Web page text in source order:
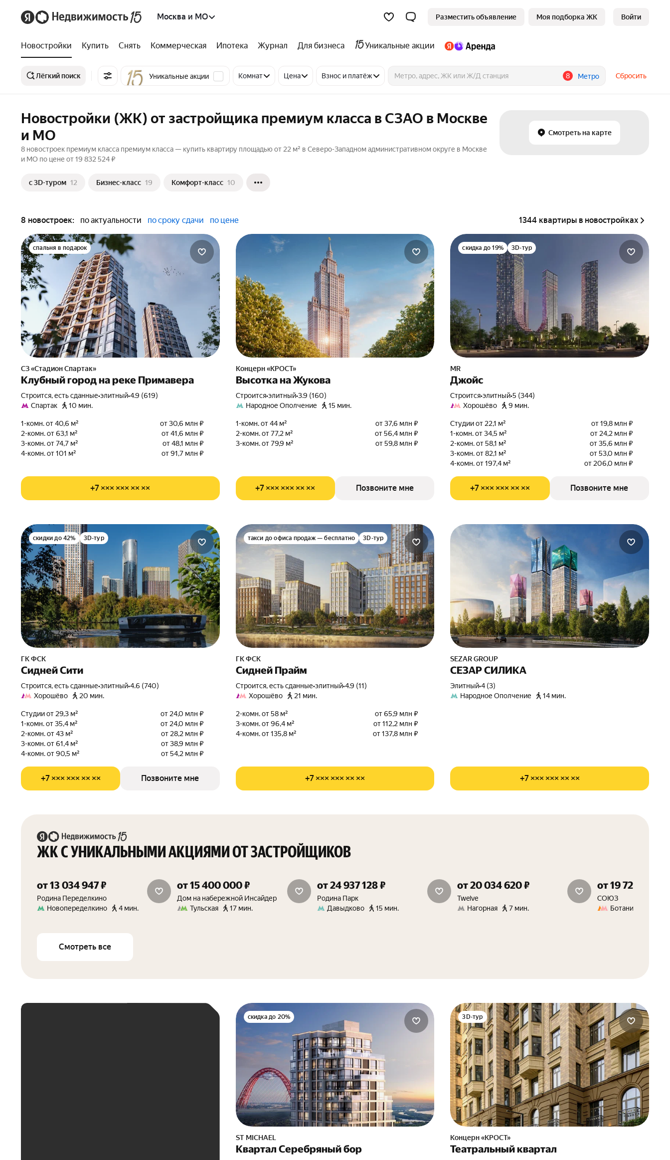
Москва и МО Разместить объявление Моя подборка ЖК Войти
Новостройки Купить Снять Коммерческая Ипотека Журнал Для бизнеса Уникальные акции
Лёгкий поиск Уникальные акции Комнат Цена Взнос и платёж 8 Метро Сбросить
Новостройки (ЖК) от застройщика премиум класса в СЗАО в Москве
и МО
8 новостроек премиум класса премиум класса — купить квартиру площадью от 22 м² в Северо-Западном административном округе в Москве
и МО по цене от 19 832 524 ₽
c 3D-туром 12 Бизнес-класс 19 Комфорт-класс 10
Смотреть на карте
8 новостроек: по актуальности по сроку сдачи по цене 1344 квартиры в новостройках
спальня в подарок
СЗ «Стадион Спартак»
Клубный город на реке Примавера
Строится, есть сданные•элитный•4.9 (619)
Спартак
10 мин.
1-комн. от 40,6 м²
от 30,6 млн ₽
2-комн. от 63,1 м²
от 41,6 млн ₽
3-комн. от 74,7 м²
от 48,1 млн ₽
4-комн. от 101 м²
от 91,7 млн ₽
+7 ××× ××× ×× ××
Концерн «КРОСТ»
Высотка на Жукова
Строится•элитный•3.9 (160)
Народное Ополчение
15 мин.
1-комн. от 44 м²
от 37,6 млн ₽
2-комн. от 77,2 м²
от 56,4 млн ₽
3-комн. от 79,9 м²
от 59,8 млн ₽
+7 ××× ××× ×× ×× Позвоните мне
скидка до 19% 3D-тур
MR
Джойс
Строится•элитный•5 (344)
Хорошёво
9 мин.
Студии от 22,1 м²
от 19,8 млн ₽
1-комн. от 34,5 м²
от 24,2 млн ₽
2-комн. от 58,1 м²
от 35,6 млн ₽
3-комн. от 82,1 м²
от 53,0 млн ₽
4-комн. от 197,4 м²
от 206,0 млн ₽
+7 ××× ××× ×× ×× Позвоните мне
скидки до 42% 3D-тур
ГК ФСК
Сидней Сити
Строится, есть сданные•элитный•4.6 (740)
Хорошёво
20 мин.
Студии от 29,3 м²
от 24,0 млн ₽
1-комн. от 35,4 м²
от 24,0 млн ₽
2-комн. от 43 м²
от 28,2 млн ₽
3-комн. от 61,4 м²
от 38,9 млн ₽
4-комн. от 90,5 м²
от 54,2 млн ₽
+7 ××× ××× ×× ×× Позвоните мне
такси до офиса продаж — бесплатно 3D-тур
ГК ФСК
Сидней Прайм
Строится, есть сданные•элитный•4.9 (11)
Хорошёво
21 мин.
2-комн. от 58 м²
от 65,9 млн ₽
3-комн. от 96,4 м²
от 112,2 млн ₽
4-комн. от 135,8 м²
от 137,8 млн ₽
+7 ××× ××× ×× ××
SEZAR GROUP
СЕЗАР СИЛИКА
элитный•4 (3)
Народное Ополчение
14 мин.
+7 ××× ××× ×× ××
ЖК С УНИКАЛЬНЫМИ АКЦИЯМИ ОТ ЗАСТРОЙЩИКОВ
15 м² в подарок
от 13 034 947 ₽
Родина Переделкино
Новопеределкино
4 мин.
скидка от 15%
от 15 400 000 ₽
Дом на набережной Инсайдер
Тульская
17 мин.
15 м² в подарок
от 24 937 128 ₽
Родина Парк
Давыдково
15 мин.
от 20 034 620 ₽
Twelve
Нагорная
7 мин.
15 м² в подарок
от 19 725 240 ₽
СОЮЗ
Ботанический сад
Смотреть все
скидка до 20%
ST MICHAEL
Квартал Серебряный бор
3D-тур
Концерн «КРОСТ»
Театральный квартал